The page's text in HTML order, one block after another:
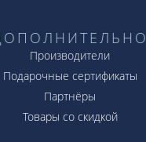
Производители
Подарочные сертификаты
Партнёры
Товары со скидкой